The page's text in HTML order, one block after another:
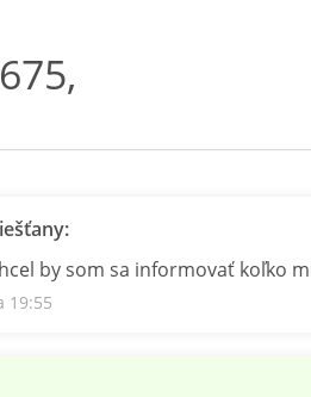
by som sa informovať koľko
19:55